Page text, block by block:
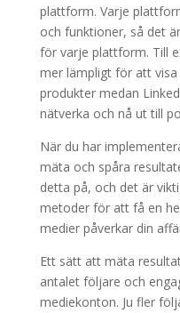
plattform. Varje
och funktioner, så det
för varje plattform. Till
mer lämpligt för att
produkter medan
nätverka och nå ut till
När du har
mäta och spåra
detta på, och det är
metoder för att få en
medier påverkar din
Ett sätt att mäta
antalet följare och
mediekonton. Ju fler